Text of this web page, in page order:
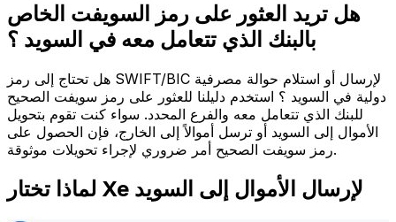
هل تريد العثور على رمز السويفت الخاص
بالبنك الذي تتعامل معه في السويد ؟
هل تحتاج إلى رمز SWIFT/BIC لإرسال أو استلام حوالة مصرفية
دولية في السويد ؟ استخدم دليلنا للعثور على رمز سويفت الصحيح
للبنك الذي تتعامل معه والفرع المحدد. سواء كنت تقوم بتحويل
الأموال إلى السويد أو ترسل أموالاً إلى الخارج، فإن الحصول على
رمز سويفت الصحيح أمر ضروري لإجراء تحويلات موثوقة.
لماذا تختار Xe لإرسال الأموال إلى السويد